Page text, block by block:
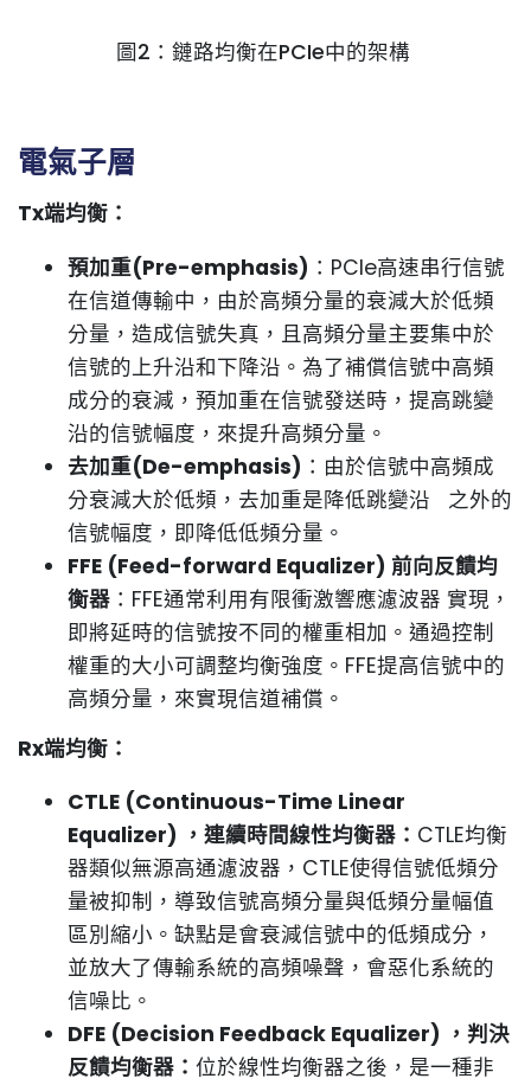
圖2：鏈路均衡在PCIe中的架構
電氣子層
Tx端均衡：
預加重(Pre-emphasis) ：PCIe高速串行信號
在信道傳輸中，由於高頻分量的衰減大於低頻
分量，造成信號失真，且高頻分量主要集中於
信號的上升沿和下降沿。為了補償信號中高頻
成分的衰減，預加重在信號發送時，提高跳變
沿的信號幅度，來提升高頻分量。
去加重(De-emphasis) ：由於信號中高頻成
分衰減大於低頻，去加重是降低跳變沿 之外的
信號幅度，即降低低頻分量。
FFE (Feed-forward Equalizer) 前向反饋均
衡器 ：FFE通常利用有限衝激響應濾波器 實現，
即將延時的信號按不同的權重相加。通過控制
權重的大小可調整均衡強度。FFE提高信號中的
高頻分量，來實現信道補償。
Rx端均衡：
CTLE (Continuous-Time Linear
Equalizer) ，連續時間線性均衡器： CTLE均衡
器類似無源高通濾波器，CTLE使得信號低頻分
量被抑制，導致信號高頻分量與低頻分量幅值
區別縮小。缺點是會衰減信號中的低頻成分，
並放大了傳輸系統的高頻噪聲，會惡化系統的
信噪比。
DFE (Decision Feedback Equalizer) ，判決
反饋均衡器： 位於線性均衡器之後，是一種非